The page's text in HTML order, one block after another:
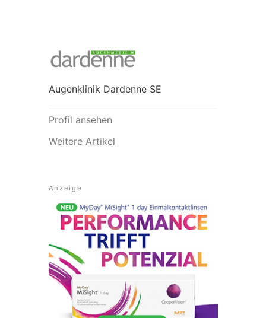
Augenklinik Dardenne SE
Profil ansehen
Weitere Artikel